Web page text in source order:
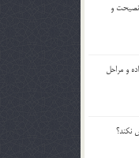
نصيحت و
و مراحل
نكند؟